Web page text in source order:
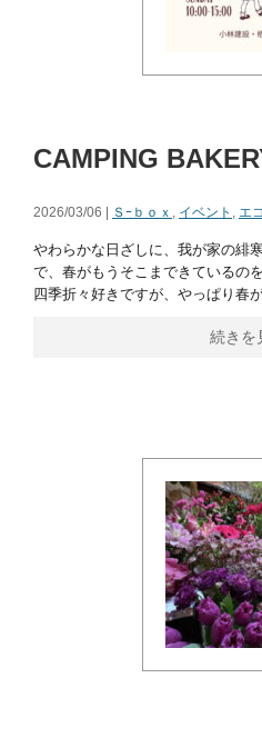
CAMPING
2026/03/06 | Ｓｰｂｏｘ , イベント , エ
やわらかな日ざしに、我が家の緋
で、春がもうそこまできているの
四季折々好きですが、やっぱり春
続きを